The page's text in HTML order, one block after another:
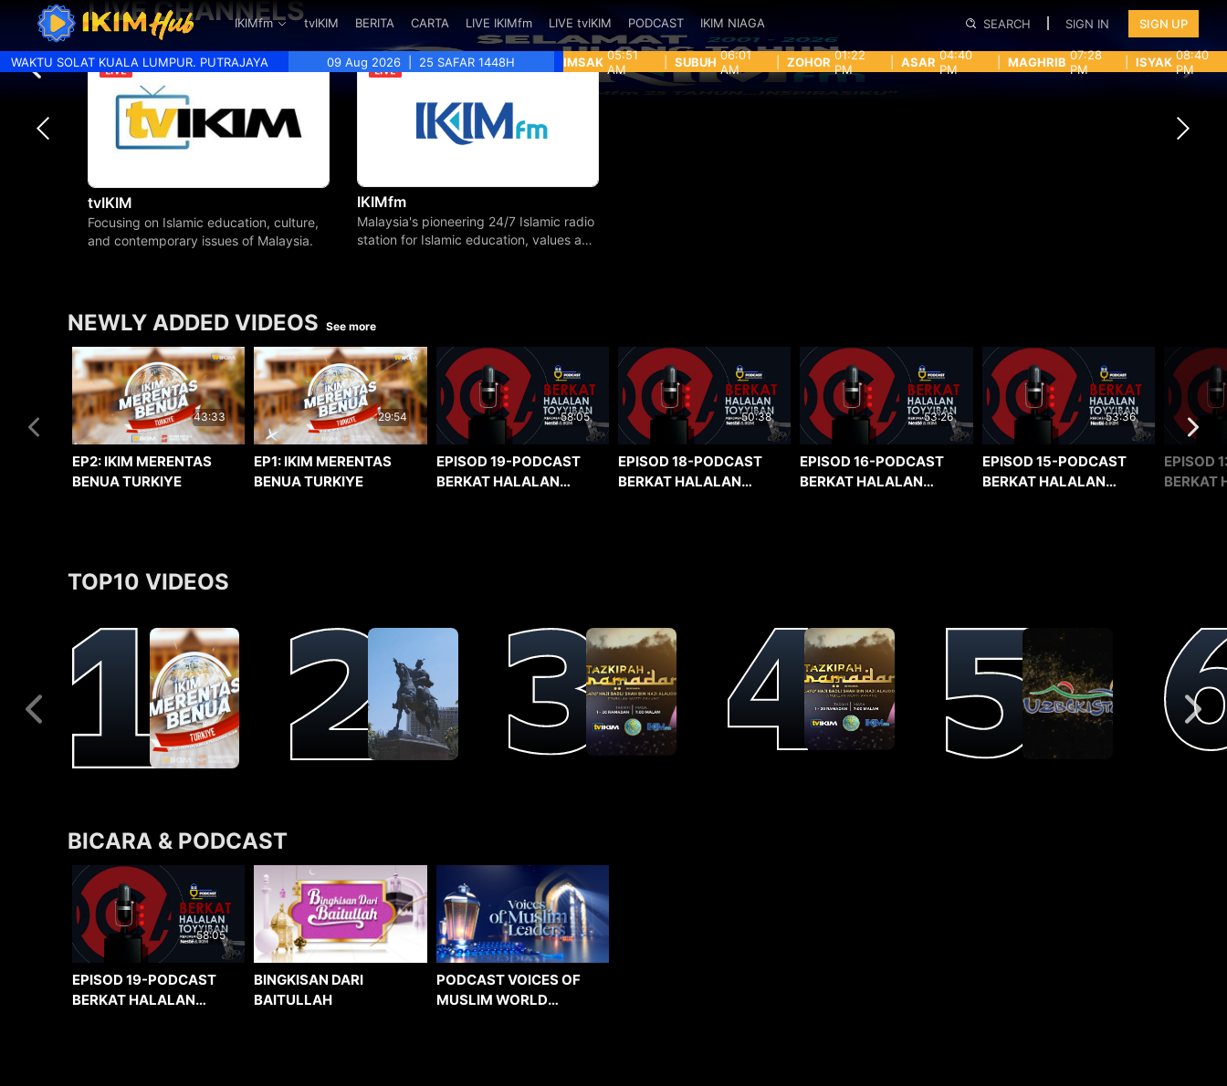
IKIMfm tvIKIM BERITA CARTA LIVE IKIMfm LIVE tvIKIM PODCAST IKIM NIAGA SEARCH SIGN IN SIGN UP
WAKTU SOLAT KUALA LUMPUR. PUTRAJAYA 09 Aug 2026 25 SAFAR 1448H IMSAK 05:51
AM
SUBUH 06:01
AM
ZOHOR 01:22
PM
ASAR 04:40
PM
MAGHRIB 07:28
PM
ISYAK 08:40
PM
LIVE CHANNELS
tvIKIM
Focusing on Islamic education, culture,
and contemporary issues of Malaysia.
IKIMfm
Malaysia's pioneering 24/7 Islamic radio
station for Islamic education, values and
NEWLY ADDED VIDEOS See more
43:33
EP2: IKIM MERENTAS
BENUA TURKIYE
29:54
EP1: IKIM MERENTAS
BENUA TURKIYE
58:05
EPISOD 19-PODCAST
BERKAT HALALAN
50:38
EPISOD 18-PODCAST
BERKAT HALALAN
53:26
EPISOD 16-PODCAST
BERKAT HALALAN
53:36
EPISOD 15-PODCAST
BERKAT HALALAN
EPISOD
BERKAT
TOP10 VIDEOS
BICARA & PODCAST
58:05
EPISOD 19-PODCAST
BERKAT HALALAN
BINGKISAN DARI
BAITULLAH
PODCAST VOICES OF
MUSLIM WORLD